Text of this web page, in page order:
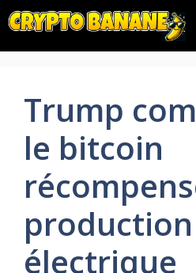
Aller
au
contenu
Trump
le bitcoin
production
électrique